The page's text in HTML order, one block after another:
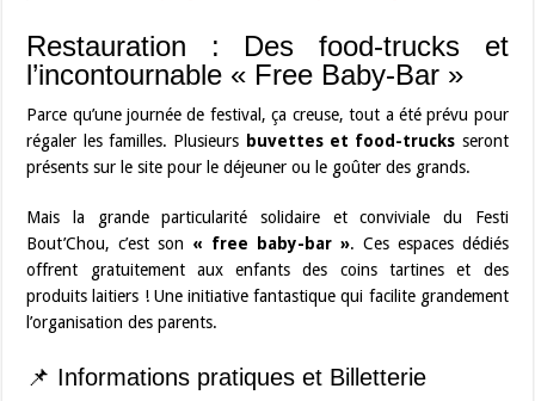
Restauration : Des food-trucks et
l’incontournable « Free Baby-Bar »
Parce qu’une journée de festival, ça creuse, tout a été prévu pour
régaler les familles. Plusieurs buvettes et food-trucks seront
présents sur le site pour le déjeuner ou le goûter des grands.
Mais la grande particularité solidaire et conviviale du Festi
Bout’Chou, c’est son « free baby-bar ». Ces espaces dédiés
offrent gratuitement aux enfants des coins tartines et des
produits laitiers ! Une initiative fantastique qui facilite grandement
l’organisation des parents.
📌 Informations pratiques et Billetterie